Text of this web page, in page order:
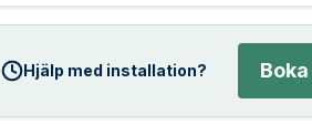
Hjälp med installation?